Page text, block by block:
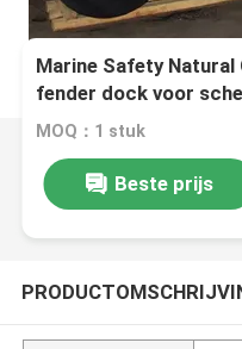
Marine Safety Natural
fender dock voor
MOQ：1 stuk
Beste prijs